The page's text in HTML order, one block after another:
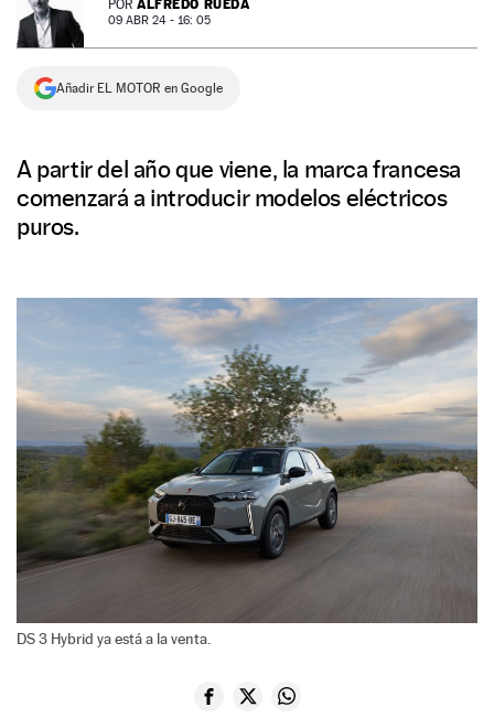
NEWSLETTER
SÍGUENOS
POR ALFREDO RUEDA
09 ABR 24 - 16: 05
Añadir EL MOTOR en Google
A partir del año que viene, la marca francesa
comenzará a introducir modelos eléctricos
puros.
DS 3 Hybrid ya está a la venta.